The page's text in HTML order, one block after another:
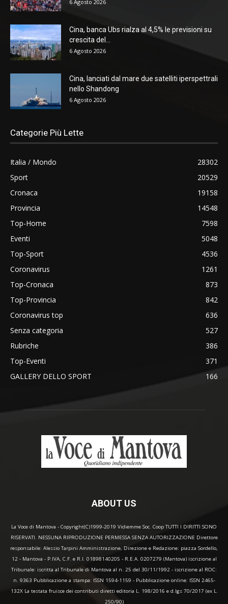
6 Agosto 2026
Cina, banca Ubs rialza al 4,5% le previsioni su
crescita del...
6 Agosto 2026
Cina, lanciati dal mare due satelliti iperspettrali
nello Shandong
6 Agosto 2026
Categorie Più Lette
Italia / Mondo
28302
Sport
20529
Cronaca
19158
Provincia
14548
Top-Home
7598
Eventi
5048
Top-Sport
4536
Coronavirus
1261
Top-Cronaca
873
Top-Provincia
842
Coronavirus top
636
Senza categoria
527
Rubriche
386
Top-Eventi
371
GALLERY DELLO SPORT
166
ABOUT US
La Voce di Mantova - Copyright(C)1999-2019 Vidiemme Soc. Coop TUTTI I DIRITTI SONO
RISERVATI. NESSUNA RIPRODUZIONE PERMESSA SENZA AUTORIZZAZIONE Direttore
responsabile: Alessio Tarpini Amministrazione, Direzione e Redazione: piazza Sordello,
12 - Mantova - P.IVA, C.F. e R.I. 01898140205 - R.E.A. 0207279 (Mantova) iscrizione al
Tribunale: iscritta al Tribunale di Mantova al n. 25 del 30/11/1992 - iscrizione al ROC:
n. 9363 Pubblicazione a stampa: ISSN 1594-1159 - Pubblicazione online: ISSN 2465-
132X La testata fruisce dei contributi diretti editoria L. 198/2016 e d.lgs 70/2017 (ex L.
250/90)